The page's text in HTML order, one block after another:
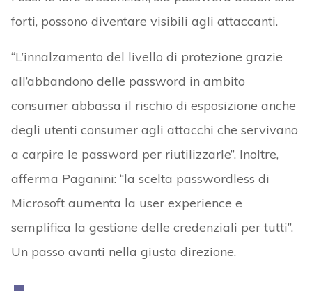
forti, possono diventare visibili agli attaccanti.
“L’innalzamento del livello di protezione grazie
all’abbandono delle password in ambito
consumer abbassa il rischio di esposizione anche
degli utenti consumer agli attacchi che servivano
a carpire le password per riutilizzarle”. Inoltre,
afferma Paganini: “la scelta passwordless di
Microsoft aumenta la user experience e
semplifica la gestione delle credenziali per tutti”.
Un passo avanti nella giusta direzione.